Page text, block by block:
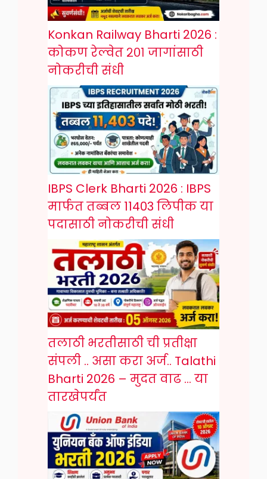
Konkan Railway Bharti 2026 :
कोकण रेल्वेत २०१ जागांसाठी
नोकरीची संधी
IBPS Clerk Bharti 2026 : IBPS
मार्फत तब्बल 11403 लिपीक या
पदासाठी नोकरीची संधी
तलाठी भरतीसाठी ची प्रतीक्षा
संपली .. असा करा अर्ज.. Talathi
Bharti 2026 – मुदत वाढ … या
तारखेपर्यंत